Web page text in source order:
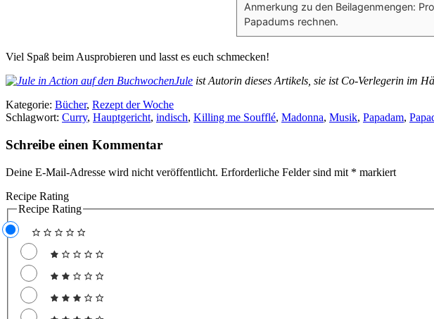
Anmerkung zu den Beilagenmengen:
Papadums rechnen.
Viel Spaß beim Ausprobieren und lasst es euch schmecken!
Jule ist Autorin dieses Artikels, sie ist Co-Verlegerin im
Kategorie: Bücher, Rezept der Woche
Schlagwort: Curry, Hauptgericht, indisch, Killing me Soufflé, Madonna, Musik, Papadam,
Schreibe einen Kommentar
Deine E-Mail-Adresse wird nicht veröffentlicht. Erforderliche Felder sind mit * markiert
Recipe Rating
Recipe Rating